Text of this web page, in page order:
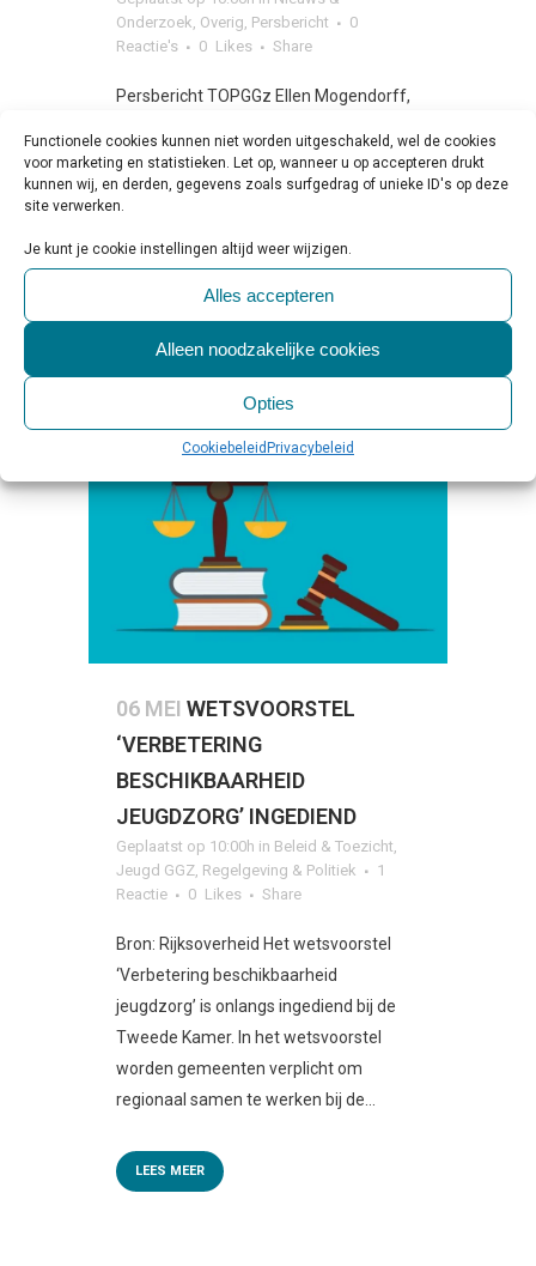
Functionele cookies kunnen niet worden uitgeschakeld, wel de cookies
voor marketing en statistieken. Let op, wanneer u op accepteren drukt
kunnen wij, en derden, gegevens zoals surfgedrag of unieke ID's op deze
site verwerken.
Je kunt je cookie instellingen altijd weer wijzigen.
Alles accepteren
Alleen noodzakelijke cookies
Opties
Cookiebeleid Privacybeleid
Onderzoek Overig Persbericht
0
Reactie's
0 Likes Share
Persbericht TOPGGz Ellen Mogendorff,
Topklinische GGz (TOPGGz), is op 26 juni
tijdens het TOPGGz-symposium
Oranje-Nassau....
LEES MEER
06 MEI WETSVOORSTEL
‘VERBETERING
BESCHIKBAARHEID
JEUGDZORG’ INGEDIEND
Geplaatst op 10:00h in Beleid & Toezicht,
Jeugd GGZ, Regelgeving & Politiek
1
Reactie
0 Likes Share
Bron: Rijksoverheid Het wetsvoorstel
‘Verbetering beschikbaarheid
jeugdzorg’ is onlangs ingediend bij de
Tweede Kamer. In het wetsvoorstel
worden gemeenten verplicht om
regionaal samen te werken bij de...
LEES MEER